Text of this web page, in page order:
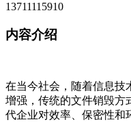
13711115910
内容介绍
在当今社会，随着信息技
增强，传统的文件销毁方
代企业对效率、保密性和